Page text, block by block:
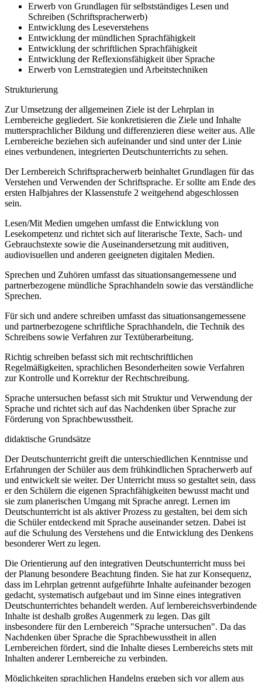
Erwerb von Grundlagen für selbstständiges Lesen und
Schreiben (Schriftspracherwerb)
Entwicklung des Leseverstehens
Entwicklung der mündlichen Sprachfähigkeit
Entwicklung der schriftlichen Sprachfähigkeit
Entwicklung der Reflexionsfähigkeit über Sprache
Erwerb von Lernstrategien und Arbeitstechniken
Strukturierung
Zur Umsetzung der allgemeinen Ziele ist der Lehrplan in
Lernbereiche gegliedert. Sie konkretisieren die Ziele und Inhalte
muttersprachlicher Bildung und differenzieren diese weiter aus. Alle
Lernbereiche beziehen sich aufeinander und sind unter der Linie
eines verbundenen, integrierten Deutschunterrichts zu sehen.
Der Lernbereich Schriftspracherwerb beinhaltet Grundlagen für das
Verstehen und Verwenden der Schriftsprache. Er sollte am Ende des
ersten Halbjahres der Klassenstufe 2 weitgehend abgeschlossen
sein.
Lesen/Mit Medien umgehen umfasst die Entwicklung von
Lesekompetenz und richtet sich auf literarische Texte, Sach- und
Gebrauchstexte sowie die Auseinandersetzung mit auditiven,
audiovisuellen und anderen geeigneten digitalen Medien.
Sprechen und Zuhören umfasst das situationsangemessene und
partnerbezogene mündliche Sprachhandeln sowie das verständliche
Sprechen.
Für sich und andere schreiben umfasst das situationsangemessene
und partnerbezogene schriftliche Sprachhandeln, die Technik des
Schreibens sowie Verfahren zur Textüberarbeitung.
Richtig schreiben befasst sich mit rechtschriftlichen
Regelmäßigkeiten, sprachlichen Besonderheiten sowie Verfahren
zur Kontrolle und Korrektur der Rechtschreibung.
Sprache untersuchen befasst sich mit Struktur und Verwendung der
Sprache und richtet sich auf das Nachdenken über Sprache zur
Förderung von Sprachbewusstheit.
didaktische Grundsätze
Der Deutschunterricht greift die unterschiedlichen Kenntnisse und
Erfahrungen der Schüler aus dem frühkindlichen Spracherwerb auf
und entwickelt sie weiter. Der Unterricht muss so gestaltet sein, dass
er den Schülern die eigenen Sprachfähigkeiten bewusst macht und
sie zum planerischen Umgang mit Sprache anregt. Lernen im
Deutschunterricht ist als aktiver Prozess zu gestalten, bei dem sich
die Schüler entdeckend mit Sprache auseinander setzen. Dabei ist
auf die Schulung des Verstehens und die Entwicklung des Denkens
besonderer Wert zu legen.
Die Orientierung auf den integrativen Deutschunterricht muss bei
der Planung besondere Beachtung finden. Sie hat zur Konsequenz,
dass im Lehrplan getrennt aufgeführte Inhalte aufeinander bezogen
gedacht, systematisch aufgebaut und im Sinne eines integrativen
Deutschunterrichtes behandelt werden. Auf lernbereichsverbindende
Inhalte ist deshalb großes Augenmerk zu legen. Das gilt
insbesondere für den Lernbereich "Sprache untersuchen". Da das
Nachdenken über Sprache die Sprachbewusstheit in allen
Lernbereichen fördert, sind die Inhalte dieses Lernbereichs stets mit
Inhalten anderer Lernbereiche zu verbinden.
Möglichkeiten sprachlichen Handelns ergeben sich vor allem aus